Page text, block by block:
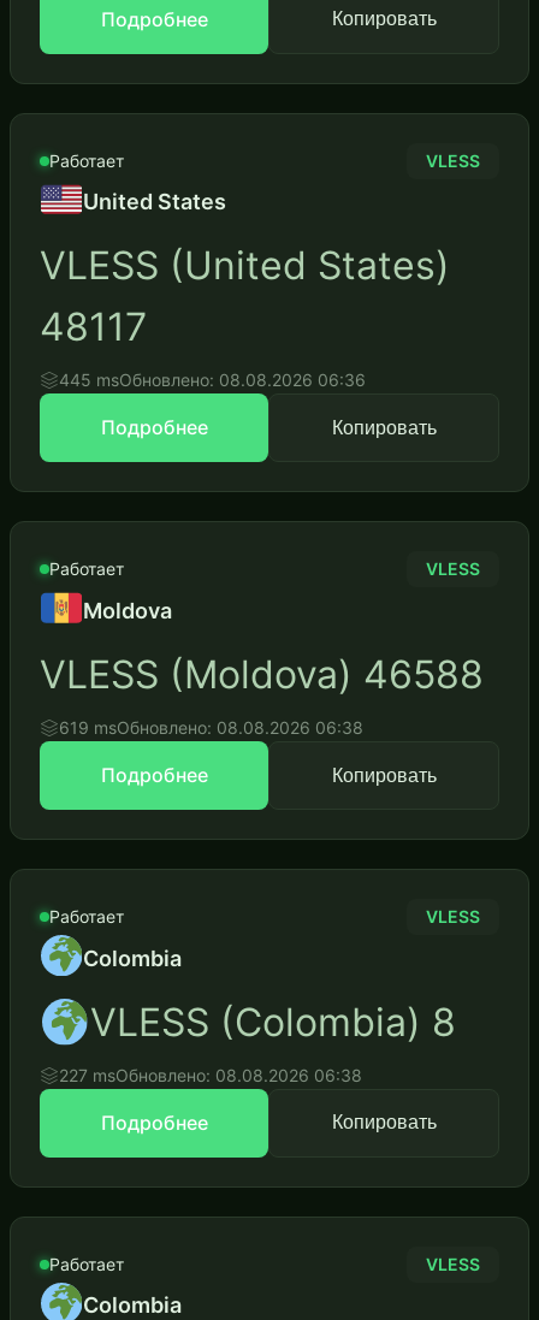
Подробнее Копировать
Работает VLESS
United States
VLESS (United States)
48117
445 msОбновлено: 08.08.2026 06:36
Подробнее Копировать
Работает VLESS
Moldova
VLESS (Moldova) 46588
619 msОбновлено: 08.08.2026 06:38
Подробнее Копировать
Работает VLESS
Colombia
VLESS (Colombia) 8
227 msОбновлено: 08.08.2026 06:38
Подробнее Копировать
Работает VLESS
Colombia